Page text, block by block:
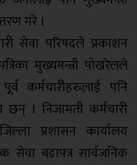
गरे ।
सेवा परिषदले प्रकाशन
मुख्यमन्त्री पोखरेलले
कर्मचारीहरुलाई पनि
छन् । निजामती कर्मचारी
प्रशासन कार्यालय
सेवा बडापत्र सार्वजनिक